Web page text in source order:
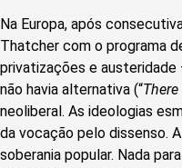
Na Europa, após
Thatcher com o programa
privatizações e
não havia alternativa (“
neoliberal. As ideologias
da vocação pelo dissenso.
soberania popular. Nada